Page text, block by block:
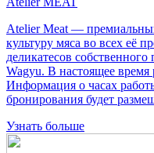
Atelier Meat —
культуру мяса во всех её
деликатесов
Wagyu. В настоящее время
Информация о часах
бронирования будет
Узнать больше